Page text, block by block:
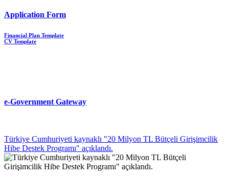
Application Form
Financial Plan Template
CV Template
e-Government Gateway
Türkiye Cumhuriyeti kaynaklı "20 Milyon TL Bütçeli Girişimcilik
Hibe Destek Programı" açıklandı.